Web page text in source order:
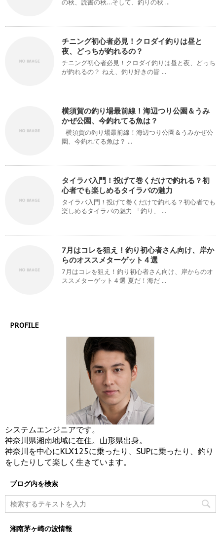
の秋、読書の秋…そして、釣りの秋 ...
チニング初心者必見！クロダイ釣りは昼と
夜、どっちが釣れるの？
チニング初心者必見！クロダイ釣りは昼と夜、どっち
が釣れるの？ ねえ、釣り好きの皆 ...
横須賀の釣り場最前線！海辺つり公園＆うみ
かぜ公園、今釣れてる魚は？
横須賀の釣り場最前線！海辺つり公園＆うみかぜ公
園、今釣れてる魚は？ ...
タイラバ入門！投げて巻くだけで釣れる？初
心者でも楽しめるタイラバの魅力
タイラバ入門！投げて巻くだけで釣れる？初心者でも
楽しめるタイラバの魅力 「釣り、 ...
7月はコレを狙え！釣り初心者さん向け、岸か
らのオススメターゲット４選
7月はコレを狙え！釣り初心者さん向け、岸からのオ
ススメターゲット４選 夏だ！海だ ...
PROFILE
システムエンジニアです。
神奈川県湘南地域に在住。山形県出身。
神奈川を中心にKLX125に乗ったり、SUPに乗ったり、釣り
をしたりして楽しく生きています。
ブログ内を検索
湘南茅ヶ崎の波情報